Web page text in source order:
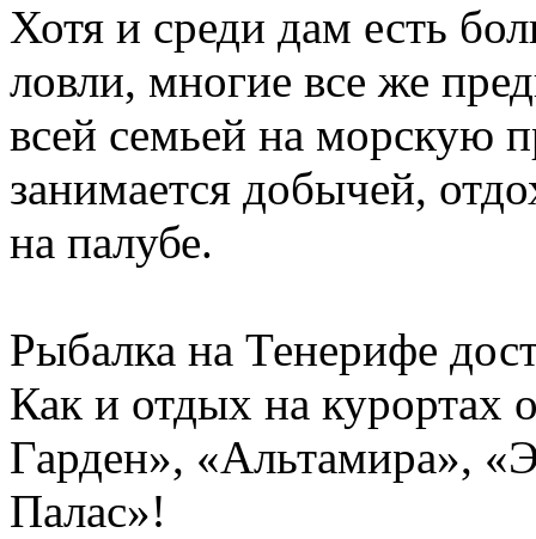
Хотя и среди дам есть
ловли, многие все же
всей семьей на морскую
занимается добычей,
на палубе.
Рыбалка на Тенерифе
Как и отдых на курортах
Гарден», «Альтамира»,
Палас»!